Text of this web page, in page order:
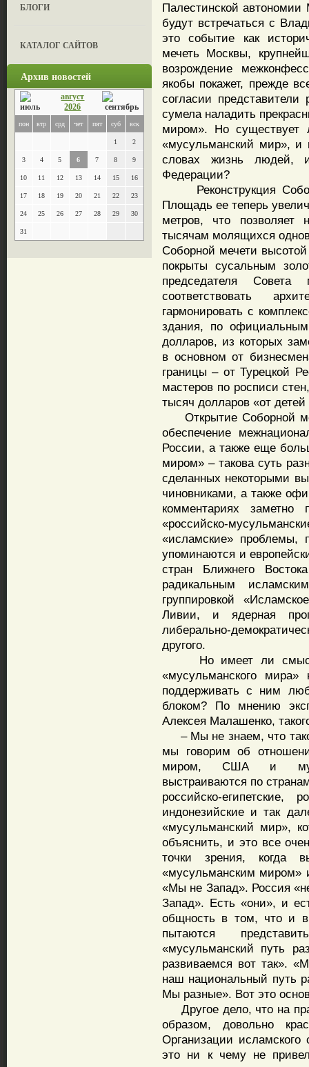
БЛОГИ
КАТАЛОГ САЙТОВ
Архив новостей
август
2026
пон втр срд чет пят суб вск
1 2
3 4 5 6 7 8 9
10 11 12 13 14 15 16
17 18 19 20 21 22 23
24 25 26 27 28 29 30
31
Палестинской
будут встречаться с
это событие как
мечеть Москвы,
возрождение
якобы покажет, прежде
согласии
сумела наладить
миром». Но существует
«мусульманский мир», и
словах жизнь людей,
Федерации?
Реконструкция
Площадь ее теперь
метров, что
тысячам молящихся
Соборной мечети
покрыты сусальным
председателя
соответствовать
гармонировать с
здания, по
долларов, из которых
в основном от
границы – от Турецкой
мастеров по росписи
тысяч долларов «от
Открытие Соборной
обеспечение
России, а также еще
миром» – такова суть
сделанных некоторыми
чиновниками, а также
комментариях заметно
«российско-
«исламские»
упоминаются и
стран Ближнего
радикальным
группировкой
Ливии, и ядерная
либерально-
другого.
Но имеет ли смысл
«мусульманского
поддерживать с ним
блоком? По мнению
Алексея Малашенко,
– Мы не знаем, что
мы говорим об
миром, США и
выстраиваются по
российско-египетские,
индонезийские и так
«мусульманский мир»,
объяснить, и это все
точки зрения, когда
«мусульманским миром»
«Мы не Запад». Россия
Запад». Есть «они», и
общность в том, что и
пытаются
«мусульманский путь
развиваемся вот так».
наш национальный путь
Мы разные». Вот это
Другое дело, что на
образом, довольно
Организации исламского
это ни к чему не